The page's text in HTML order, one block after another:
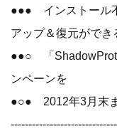
●●● インストール
アップ＆復元ができ
●●○ 「
ンペーンを
●○● 2012年3月末